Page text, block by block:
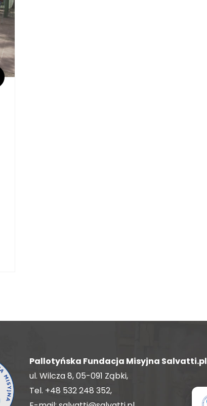
Pallotyńska Fundacja Misyjna Salvatti.pl
ul. Wilcza 8, 05-091 Ząbki,
Tel. +48 532 248 352,